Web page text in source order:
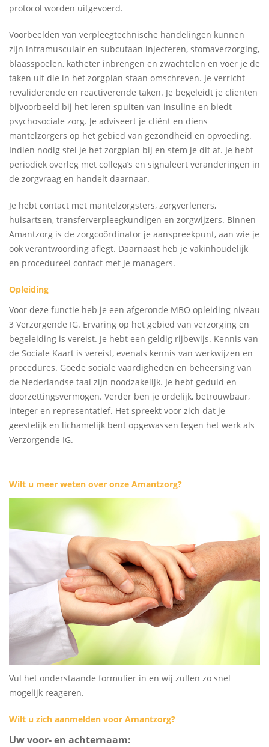
protocol worden uitgevoerd.
Voorbeelden van verpleegtechnische handelingen kunnen
zijn intramusculair en subcutaan injecteren, stomaverzorging,
blaasspoelen, katheter inbrengen en zwachtelen en voer je de
taken uit die in het zorgplan staan omschreven. Je verricht
revaliderende en reactiverende taken. Je begeleidt je cliënten
bijvoorbeeld bij het leren spuiten van insuline en biedt
psychosociale zorg. Je adviseert je cliënt en diens
mantelzorgers op het gebied van gezondheid en opvoeding.
Indien nodig stel je het zorgplan bij en stem je dit af. Je hebt
periodiek overleg met collega’s en signaleert veranderingen in
de zorgvraag en handelt daarnaar.
Je hebt contact met mantelzorgsters, zorgverleners,
huisartsen, transferverpleegkundigen en zorgwijzers. Binnen
Amantzorg is de zorgcoördinator je aanspreekpunt, aan wie je
ook verantwoording aflegt. Daarnaast heb je vakinhoudelijk
en procedureel contact met je managers.
Opleiding
Voor deze functie heb je een afgeronde MBO opleiding niveau
3 Verzorgende IG. Ervaring op het gebied van verzorging en
begeleiding is vereist. Je hebt een geldig rijbewijs. Kennis van
de Sociale Kaart is vereist, evenals kennis van werkwijzen en
procedures. Goede sociale vaardigheden en beheersing van
de Nederlandse taal zijn noodzakelijk. Je hebt geduld en
doorzettingsvermogen. Verder ben je ordelijk, betrouwbaar,
integer en representatief. Het spreekt voor zich dat je
geestelijk en lichamelijk bent opgewassen tegen het werk als
Verzorgende IG.
Wilt u meer weten over onze Amantzorg?
Vul het onderstaande formulier in en wij zullen zo snel
mogelijk reageren.
Wilt u zich aanmelden voor Amantzorg?
Uw voor- en achternaam: